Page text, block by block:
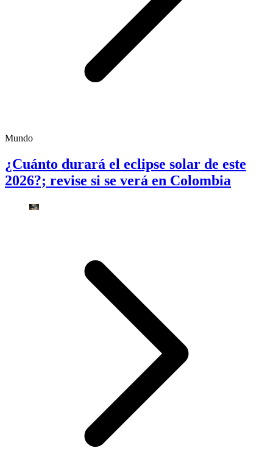
Mundo
¿Cuánto durará el eclipse solar de este
2026?; revise si se verá en Colombia